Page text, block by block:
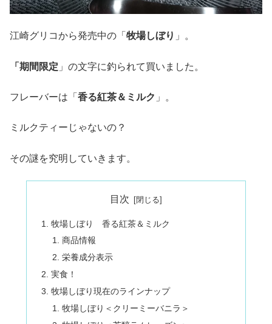
江崎グリコから発売中の「 牧場しぼり 」。
「期間限定 」の文字に釣られて買いました。
フレーバーは「 香る紅茶＆ミルク 」。
ミルクティーじゃないの？
その謎を究明していきます。
目次
牧場しぼり 香る紅茶＆ミルク
商品情報
栄養成分表示
実食！
牧場しぼり現在のラインナップ
牧場しぼり＜クリーミーバニラ＞